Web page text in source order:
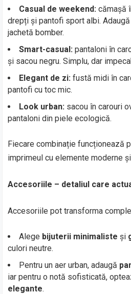
Casual de weekend: cămașă
drepți și pantofi sport albi.
jachetă bomber.
Smart-casual: pantaloni în
și sacou negru. Simplu, dar
Elegant de zi: fustă midi în
pantofi cu toc mic.
Look urban: sacou în carouri
pantaloni din piele ecologică.
Fiecare combinație funcționează
imprimeul cu elemente moderne
Accesoriile – detaliul care
Accesoriile pot transforma
Alege bijuterii minimaliste și
culori neutre.
Pentru un aer urban, adaugă
iar pentru o notă sofisticată,
elegante.